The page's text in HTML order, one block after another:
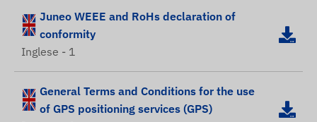
Juneo WEEE and RoHs declaration of
conformity
Inglese - 1
General Terms and Conditions for the use
of GPS positioning services (GPS)